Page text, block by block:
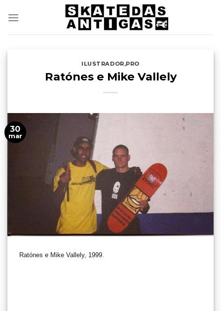
ILUSTRADOR,PRO
Ratónes e Mike Vallely
30
mar
Ratónes e Mike Vallely, 1999.